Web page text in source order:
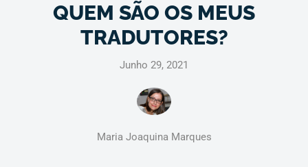
QUEM SÃO OS MEUS
TRADUTORES?
Junho 29, 2021
Maria Joaquina Marques